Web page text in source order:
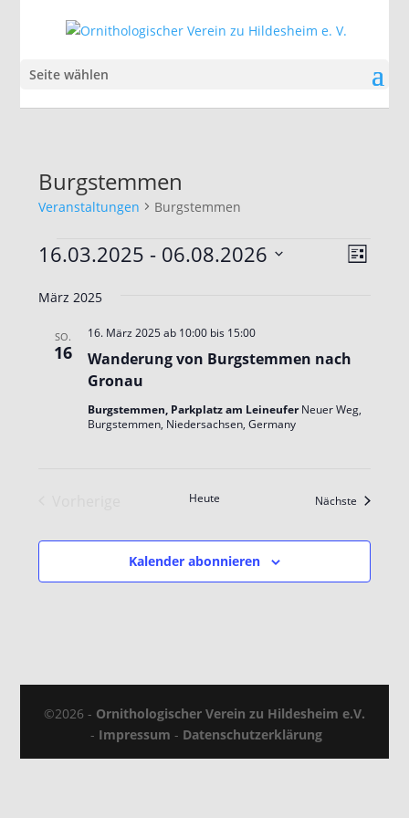
Seite wählen
Burgstemmen
Veranstaltungen Burgstemmen
Veranstaltungen Liste
16.03.2025 - 06.08.2026
wählen.
März 2025
SO.
16
Wanderung von Burgstemmen nach
Gronau
16. März 2025 ab 10:00bis 15:00
Burgstemmen, Parkplatz am LeineuferNeuer Weg,
Burgstemmen, Niedersachsen, Germany
Heute Nächste
Kalender abonnieren
©2026 - Ornithologischer Verein zu Hildesheim e.V.
- Impressum - Datenschutzerklärung